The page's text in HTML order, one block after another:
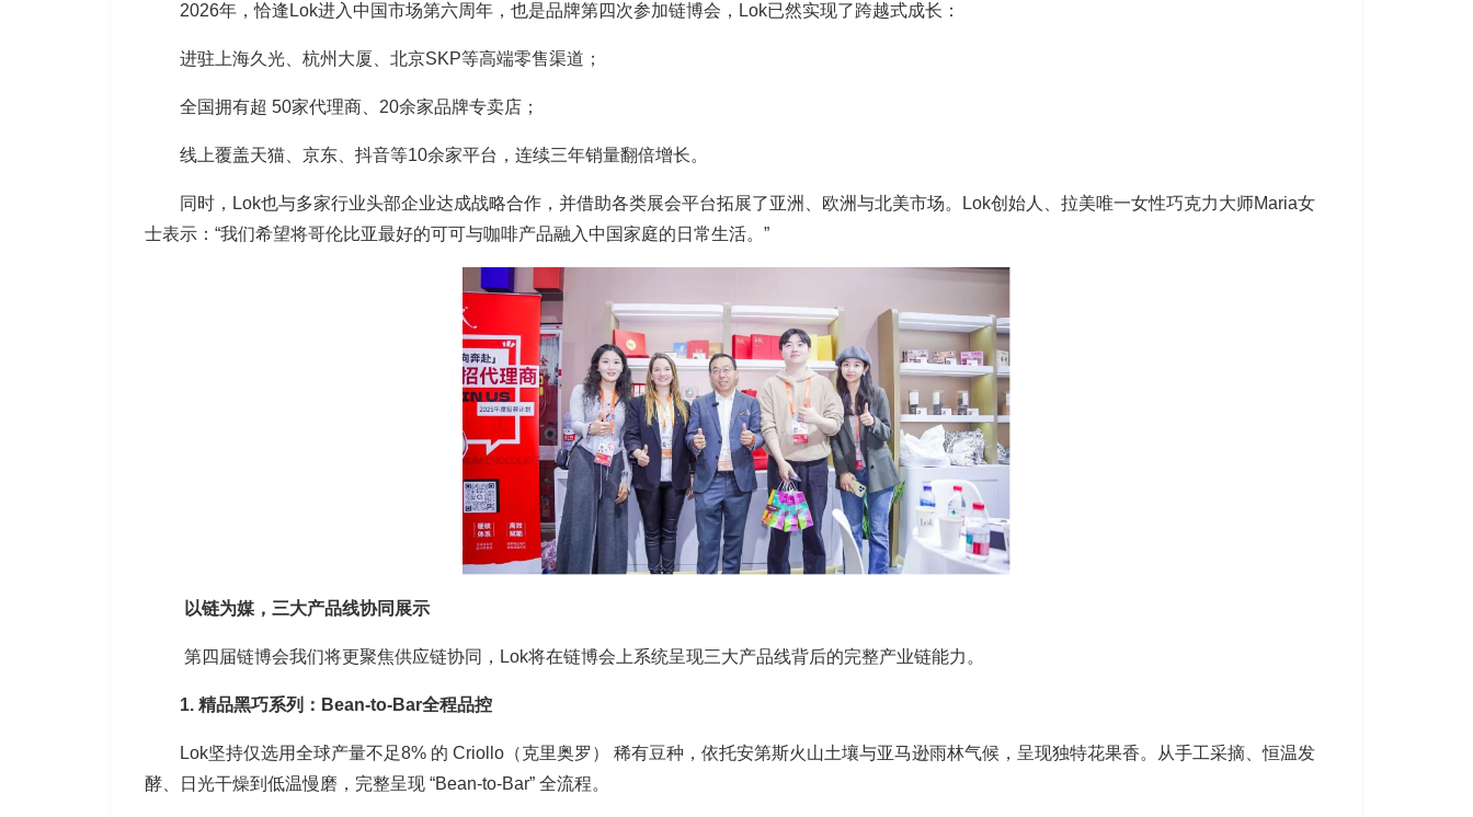
2026年，恰逢Lok进入中国市场第六周年，也是品牌第四次参加链博会，Lok已然实现了跨越式成长：
进驻上海久光、杭州大厦、北京SKP等高端零售渠道；
全国拥有超 50家代理商、20余家品牌专卖店；
线上覆盖天猫、京东、抖音等10余家平台，连续三年销量翻倍增长。
同时，Lok也与多家行业头部企业达成战略合作，并借助各类展会平台拓展了亚洲、欧洲与北美市场。Lok创始人、拉美唯一女性巧克力大师Maria女
士表示：“我们希望将哥伦比亚最好的可可与咖啡产品融入中国家庭的日常生活。”
以链为媒，三大产品线协同展示
第四届链博会我们将更聚焦供应链协同，Lok将在链博会上系统呈现三大产品线背后的完整产业链能力。
1. 精品黑巧系列：Bean-to-Bar全程品控
Lok坚持仅选用全球产量不足8% 的 Criollo（克里奥罗） 稀有豆种，依托安第斯火山土壤与亚马逊雨林气候，呈现独特花果香。从手工采摘、恒温发
酵、日光干燥到低温慢磨，完整呈现 “Bean-to-Bar” 全流程。